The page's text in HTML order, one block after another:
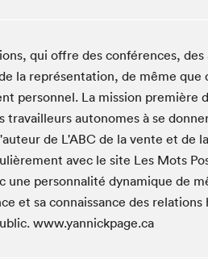
Le Salon dans ta classe
La Maison des libraires
Liseur Public
Vitrine du Festival littéraire
bleu
L'Aparté
qui offre des conférences, des
la représentation, de même que
personnel. La mission première
autonomes à se
de L'ABC de la vente et de
avec le site Les Mots
une personnalité dynamique de
et sa connaissance des relations
www.yannickpage.ca